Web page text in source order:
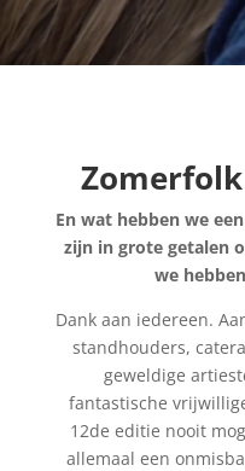
En wat hebben we
zijn in grote getalen
we
Dank aan iedereen.
standhouders,
geweldige
fantastische
12de editie nooit
allemaal een